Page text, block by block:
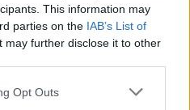
This information may
parties on the IAB’s List of
may further disclose it to other
Opt Outs
| LABERINTO ESPAÑOL |
BIENESTAR
que por él
"se